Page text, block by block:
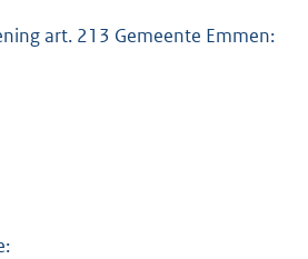
art. 213 Gemeente Emmen: